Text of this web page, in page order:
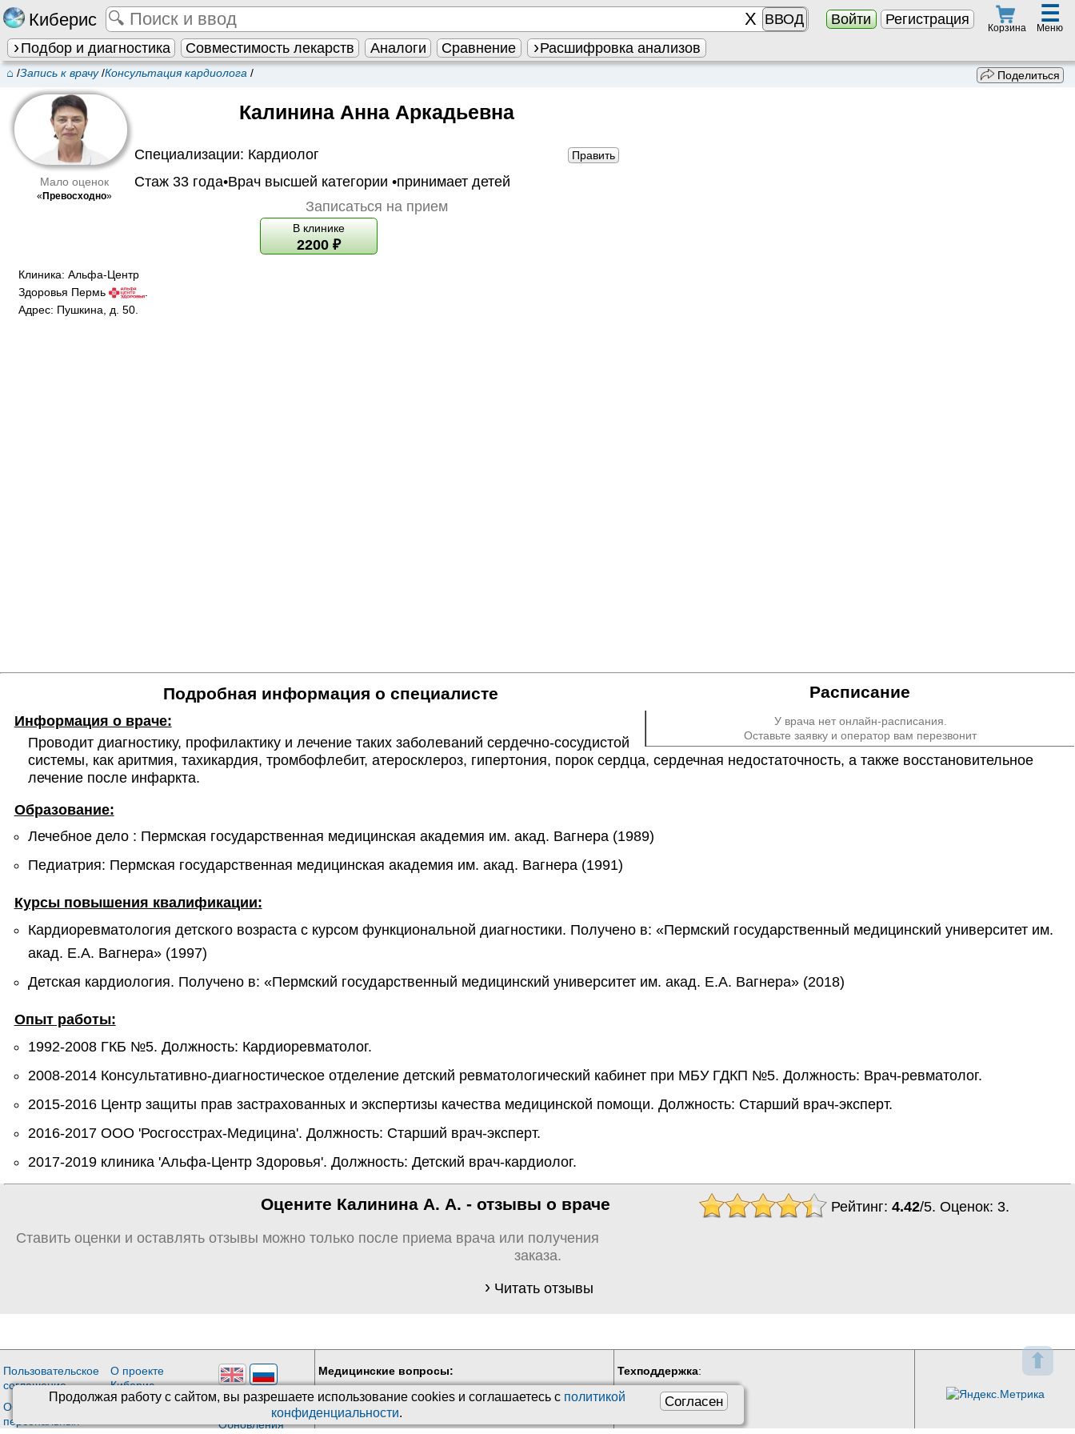
⬆
Киберис ВВОД Войти Регистрация
Корзина
☰
Меню
Подбор и диагностика Совместимость лекарств Аналоги Сравнение Расшифровка анализов
Согласен
Продолжая работу с сайтом, вы разрешаете использование сookies и соглашаетесь с политикой
конфиденциальности.
⌂ /Запись к врачу/Консультация кардиолога/ Поделиться
Мало оценок
« Превосходно»
Калинина Анна Аркадьевна
Специализации: Кардиолог Править
Стаж 33 года•Врач высшей категории •принимает детей
Записаться на прием
В клинике
2200 ₽
Клиника: Альфа-Центр
Здоровья Пермь
Адрес: Пушкина, д. 50.
Расписание
У врача нет онлайн-расписания.
Оставьте заявку и оператор вам перезвонит
Подробная информация о специалисте
Информация о враче:
Проводит диагностику, профилактику и лечение таких заболеваний сердечно-сосудистой
системы, как аритмия, тахикардия, тромбофлебит, атеросклероз, гипертония, порок сердца, сердечная недостаточность, а также восстановительное
лечение после инфаркта.
Образование:
Лечебное дело : Пермская государственная медицинская академия им. акад. Вагнера (1989)
Педиатрия: Пермская государственная медицинская академия им. акад. Вагнера (1991)
Курсы повышения квалификации:
Кардиоревматология детского возраста с курсом функциональной диагностики. Получено в: «Пермский государственный медицинский университет им.
акад. Е.А. Вагнера» (1997)
Детская кардиология. Получено в: «Пермский государственный медицинский университет им. акад. Е.А. Вагнера» (2018)
Опыт работы:
1992-2008 ГКБ №5. Должность: Кардиоревматолог.
2008-2014 Консультативно-диагностическое отделение детский ревматологический кабинет при МБУ ГДКП №5. Должность: Врач-ревматолог.
2015-2016 Центр защиты прав застрахованных и экспертизы качества медицинской помощи. Должность: Старший врач-эксперт.
2016-2017 ООО 'Росгосстрах-Медицина'. Должность: Старший врач-эксперт.
2017-2019 клиника 'Альфа-Центр Здоровья'. Должность: Детский врач-кардиолог.
Рейтинг: 4.42/5. Оценок: 3.
Оцените Калинина А. А. - отзывы о враче
Ставить оценки и оставлять отзывы можно только после приема врача или получения
заказа.
Читать отзывы
Пользовательское
соглашение
Обработка
персональных
О проекте
Киберис
Контакты
Версия: 4.9
Обновления
Медицинские вопросы:
Врачебные консультации
Техподдержка:
Обратная связь
kiberis@mail.ru